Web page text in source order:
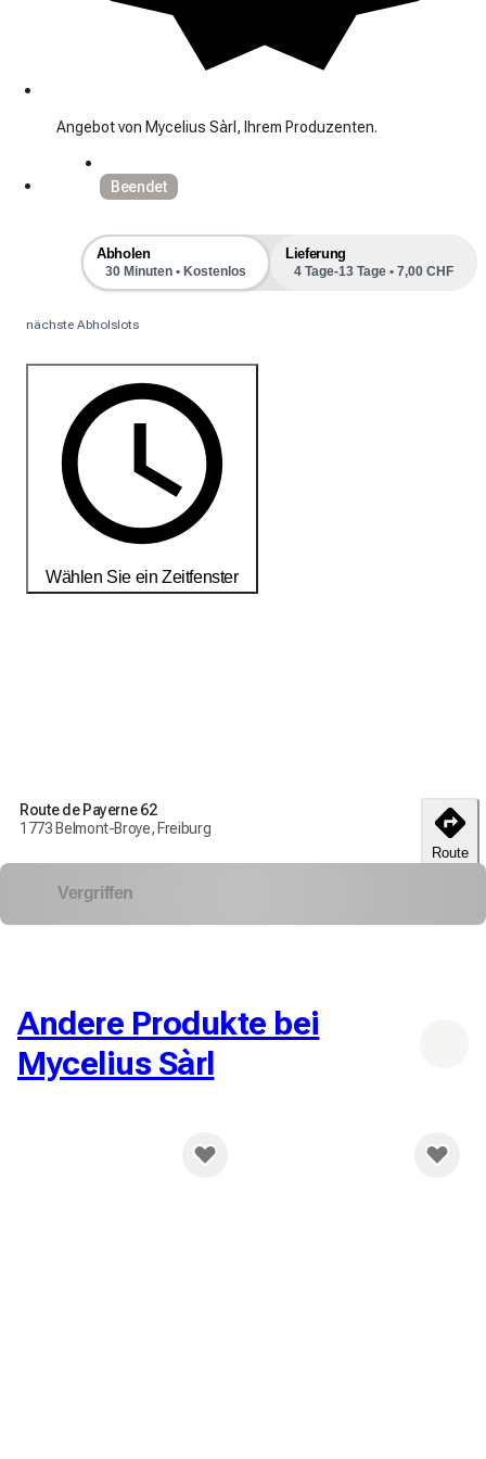
Angebot von Mycelius Sàrl, Ihrem Produzenten.
Beendet
Abholen
30 Minuten • Kostenlos
Lieferung
4 Tage-13 Tage • 7,00 CHF
nächste Abholslots
Wählen Sie ein Zeitfenster
Bestellen Sie noch heute, um Ihre Produkte bis zum
18-25
débembrezu erhalten
Route de Payerne 62
1773 Belmont-Broye, Freiburg
Route
Vergriffen
Andere Produkte bei
Mycelius Sàrl